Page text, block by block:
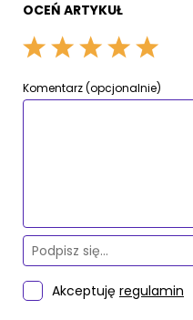
OCEŃ ARTYKUŁ
Komentarz (opcjonalnie)
Akceptuję regulamin